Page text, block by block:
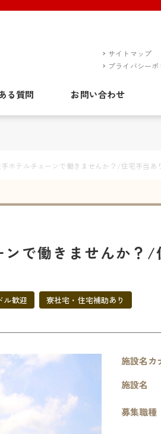
サイトマップ
プライバシーポ
る質問 お問い合わせ
手ホテルチェーンで働きませんか？/住宅手当あ
ンで働きませんか
ル歓迎 寮社宅・住宅補助あり
施設名カ
施設名
募集職種